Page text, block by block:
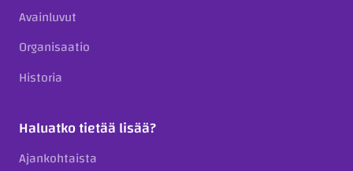
Avainluvut
Organisaatio
Historia
Haluatko tietää lisää?
Ajankohtaista